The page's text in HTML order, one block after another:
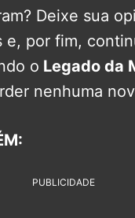
Deixe sua
e, por fim,
o Legado da
nenhuma
PUBLICIDADE